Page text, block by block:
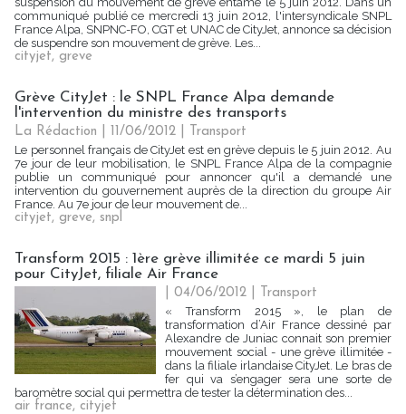
communiqué publié ce mercredi 13 juin 2012, l'intersyndicale SNPL
France Alpa, SNPNC-FO, CGT et UNAC de CityJet, annonce sa décision
de suspendre son mouvement de grève. Les...
cityjet, greve
Grève CityJet : le SNPL France Alpa demande
l'intervention du ministre des transports
La Rédaction | 11/06/2012
Transport
Le personnel français de CityJet est en grève depuis le 5 juin 2012. Au
7e jour de leur mobilisation, le SNPL France Alpa de la compagnie
publie un communiqué pour annoncer qu'il a demandé une
intervention du gouvernement auprès de la direction du groupe Air
France. Au 7e jour de leur mouvement de...
cityjet, greve, snpl
Transform 2015 : 1ère grève illimitée ce mardi 5 juin
pour CityJet, filiale Air France
| 04/06/2012
Transport
« Transform 2015 », le plan de
transformation d’Air France dessiné par
Alexandre de Juniac connait son premier
mouvement social - une grève illimitée -
dans la filiale irlandaise CityJet. Le bras de
fer qui va s’engager sera une sorte de
baromètre social qui permettra de tester la détermination des...
air france, cityjet